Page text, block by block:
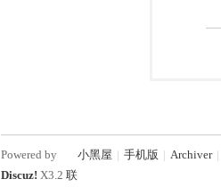
小黑屋 | 手机版 | Archiver |
Powered by
Discuz! X3.2 联